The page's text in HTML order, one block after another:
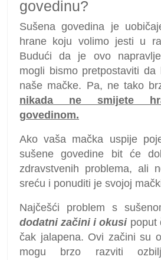
govedinu?
Sušena govedina je
hrane koju volimo jesti u
Budući da je ovo
mogli bismo pretpostaviti
naše mačke. Pa, ne tako
nikada ne smijete
govedinom.
Ako vaša mačka uspije
sušene govedine bit će
zdravstvenih problema, ali
sreću i ponuditi je svojoj
Najčešći problem s
dodatni začini i okusipoput
čak jalapena. Ovi začini su
mogu brzo razviti